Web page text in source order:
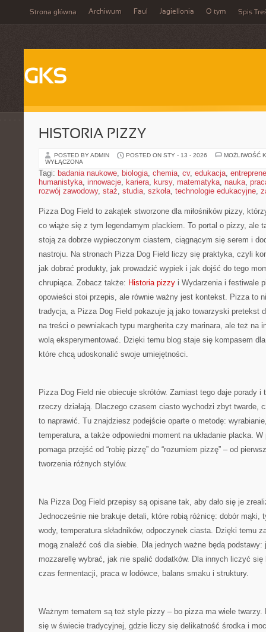
Strona główna Archiwum Faul Jagiellonia O tym Spis
GKS
HISTORIA PIZZY
POSTED BY ADMIN POSTED ON STY - 13 - 2026
MOŻLIWOŚĆ
WYŁĄCZONA
Tagi: badania naukowe, biologia, chemia, cv, edukacja,
humanistyka, innowacje, kariera, kursy, matematyka, nauka,
rozwój zawodowy, staż, studia, szkoła, technologie edukacyjne,
Pizza Dog Field to zakątek stworzone dla miłośników pizzy,
co wiąże się z tym legendarnym plackiem. To portal o pizzy, ale
stoją za dobrze wypieczonym ciastem, ciągnącym się serem i
nastroju. Na stronach Pizza Dog Field liczy się praktyka, czyli
jak dobrać produkty, jak prowadzić wypiek i jak dojść do tego
chrupiąca. Zobacz także: Historia pizzy i Wydarzenia i festiwale
opowieści stoi przepis, ale równie ważny jest kontekst. Pizza to
tradycja, a Pizza Dog Field pokazuje ją jako towarzyski pretekst
na treści o pewniakach typu margherita czy marinara, ale też na
wolą eksperymentować. Dzięki temu blog staje się kompasem
które chcą udoskonalić swoje umiejętności.
Pizza Dog Field nie obiecuje skrótów. Zamiast tego daje porady i
rzeczy działają. Dlaczego czasem ciasto wychodzi zbyt twarde,
to naprawić. Tu znajdziesz podejście oparte o metodę:
temperatura, a także odpowiedni moment na układanie placka.
pomaga przejść od “robię pizzę” do “rozumiem pizzę” – od
tworzenia różnych stylów.
Na Pizza Dog Field przepisy są opisane tak, aby dało się je
Jednocześnie nie brakuje detali, które robią różnicę: dobór mąki,
wody, temperatura składników, odpoczynek ciasta. Dzięki temu
mogą znaleźć coś dla siebie. Dla jednych ważne będą
mozzarellę wybrać, jak nie spalić dodatków. Dla innych liczyć
czas fermentacji, praca w lodówce, balans smaku i struktury.
Ważnym tematem są też style pizzy – bo pizza ma wiele twarzy.
się w świecie tradycyjnej, gdzie liczy się delikatność środka i